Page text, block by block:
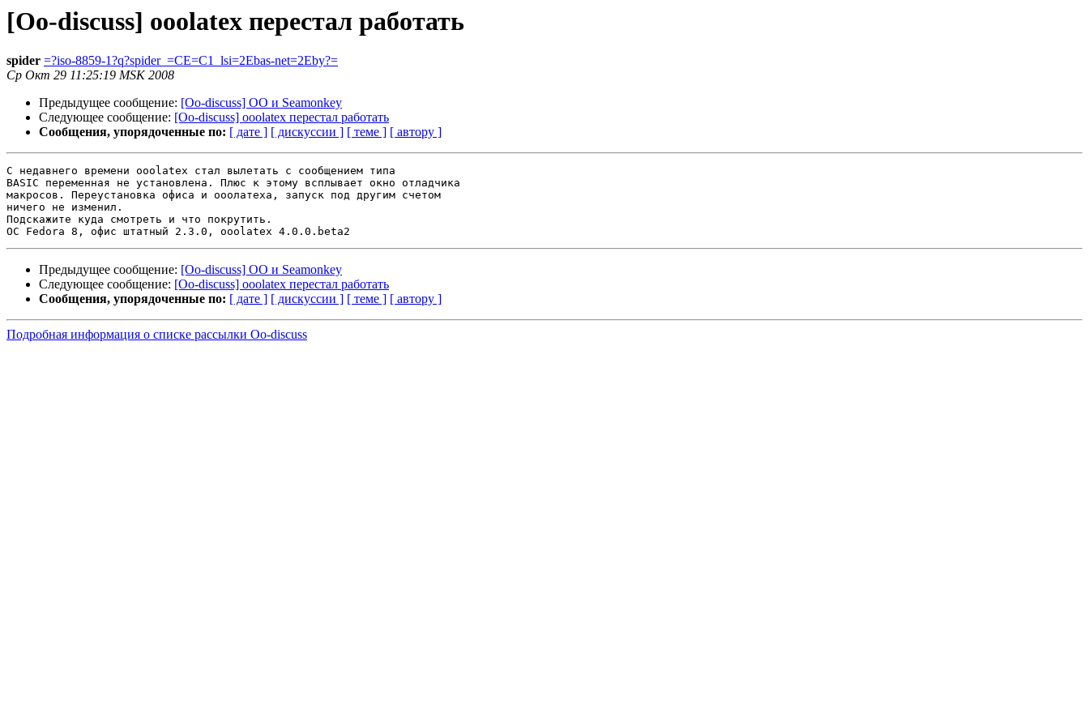
[Oo-discuss] ooolatex перестал работать
spider =?iso-8859-1?q?spider_=CE=C1_lsi=2Ebas-net=2Eby?=
Ср Окт 29 11:25:19 MSK 2008
Предыдущее сообщение: [Oo-discuss] OO и Seamonkey
Следующее сообщение: [Oo-discuss] ooolatex перестал работать
Сообщения, упорядоченные по: [ дате ] [ дискуссии ] [ теме ] [ автору ]
С недавнего времени ooolatex стал вылетать с сообщением типа
BASIC переменная не установлена. Плюс к этому всплывает окно отладчика
макросов. Переустановка офиса и ооолатеха, запуск под другим счетом
ничего не изменил.
Подскажите куда смотреть и что покрутить.
Предыдущее сообщение: [Oo-discuss] OO и Seamonkey
Следующее сообщение: [Oo-discuss] ooolatex перестал работать
Сообщения, упорядоченные по: [ дате ] [ дискуссии ] [ теме ] [ автору ]
Подробная информация о списке рассылки Oo-discuss